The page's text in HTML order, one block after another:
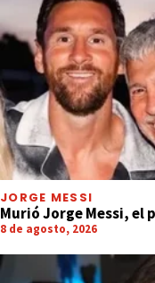
JORGE MESSI
Murió Jorge Messi, el
8 de agosto, 2026